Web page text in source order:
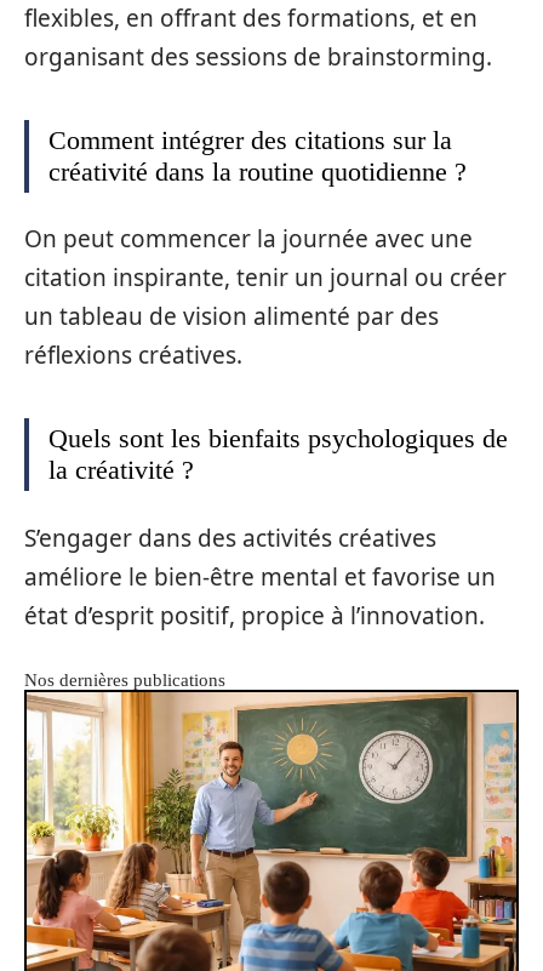
flexibles, en offrant des formations, et en
organisant des sessions de brainstorming.
Comment intégrer des citations sur la
créativité dans la routine quotidienne ?
On peut commencer la journée avec une
citation inspirante, tenir un journal ou créer
un tableau de vision alimenté par des
réflexions créatives.
Quels sont les bienfaits psychologiques de
la créativité ?
S’engager dans des activités créatives
améliore le bien-être mental et favorise un
état d’esprit positif, propice à l’innovation.
Nos dernières publications